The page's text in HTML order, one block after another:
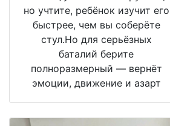
но учтите, ребёнок изучит его
быстрее, чем вы соберёте
стул.Но для серьёзных
баталий берите
полноразмерный — вернёт
эмоции, движение и азарт